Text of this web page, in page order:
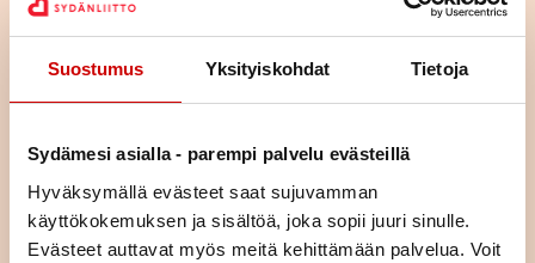
Suostumus Yksityiskohdat Tietoja
Sydämesi asialla - parempi palvelu evästeillä
Hyväksymällä evästeet saat sujuvamman
käyttökokemuksen ja sisältöä, joka sopii juuri sinulle.
Evästeet auttavat myös meitä kehittämään palvelua. Voit